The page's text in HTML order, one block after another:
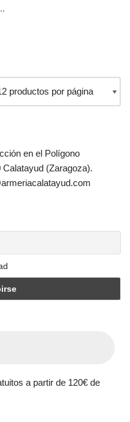
en el Polígono
(Zaragoza).
a partir de 120€ de